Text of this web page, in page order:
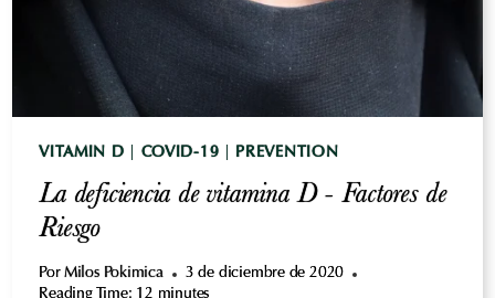
PRESENTAN
PARA
LA
SALUD?
VITAMIN D COVID-19 PREVENTION
La deficiencia de vitamina D - Factores de
Riesgo
Por Milos Pokimica
3 de diciembre de 2020
Reading Time: 12 minutes